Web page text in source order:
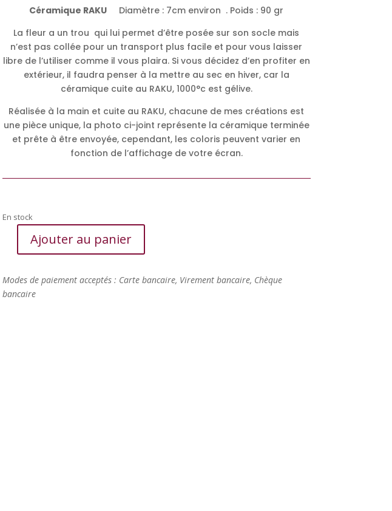
Céramique RAKU Diamètre : 7cm environ . Poids : 90 gr
La fleur a un trou qui lui permet d’être posée sur son socle mais
n’est pas collée pour un transport plus facile et pour vous laisser
libre de l’utiliser comme il vous plaira. Si vous décidez d’en profiter en
extérieur, il faudra penser à la mettre au sec en hiver, car la
céramique cuite au RAKU, 1000°c est gélive.
Réalisée à la main et cuite au RAKU, chacune de mes créations est
une pièce unique, la photo ci-joint représente la céramique terminée
et prête à être envoyée, cependant, les coloris peuvent varier en
fonction de l’affichage de votre écran.
En stock
quantité
rose
pâle
Ajouter au panier
Modes de paiement acceptés : Carte bancaire, Virement bancaire, Chèque
bancaire